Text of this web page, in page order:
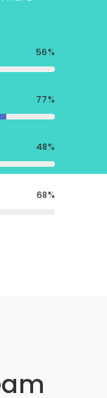
56
77
48
68